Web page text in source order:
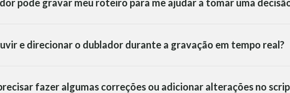
pode gravar meu roteiro para me ajudar a tomar uma
e direcionar o dublador durante a gravação em tempo real?
fazer algumas correções ou adicionar alterações no